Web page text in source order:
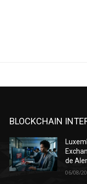
BLOCKCHAIN
de
06/08/